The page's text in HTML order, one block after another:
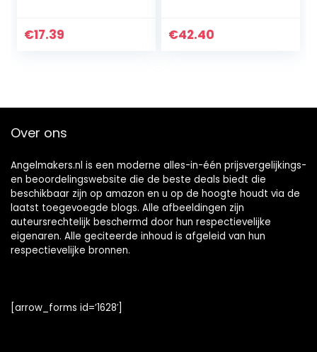
leer voor de
€17.39
Hoofdkussen, voor
€42.40
Over ons
Angelmakers.nl is een moderne alles-in-één prijsvergelijkings-
en beoordelingswebsite die de beste deals biedt die
beschikbaar zijn op amazon en u op de hoogte houdt via de
laatst toegevoegde blogs. Alle afbeeldingen zijn
auteursrechtelijk beschermd door hun respectievelijke
eigenaren. Alle geciteerde inhoud is afgeleid van hun
respectievelijke bronnen.
[arrow_forms id=’1628′]